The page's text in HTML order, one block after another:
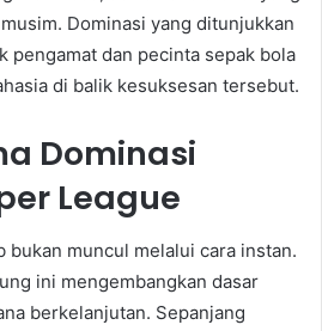
Dominasi yang ditunjukkan
pengamat dan pecinta sepak bola
di balik kesuksesan tersebut.
Dominasi
League
bukan muncul melalui cara instan.
ini mengembangkan dasar
berkelanjutan. Sepanjang